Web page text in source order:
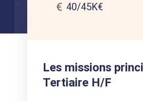
40/45K€
Les missions
Tertiaire H/F